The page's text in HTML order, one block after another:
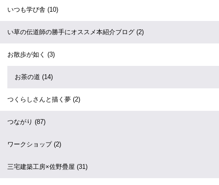
いつも学び舎 (10)
い草の伝道師の勝手にオススメ本紹介ブログ (2)
お散歩が如く (3)
お茶の道 (14)
つくらしさんと描く夢 (2)
つながり (87)
ワークショップ (2)
三宅建築工房×佐野疊屋 (31)